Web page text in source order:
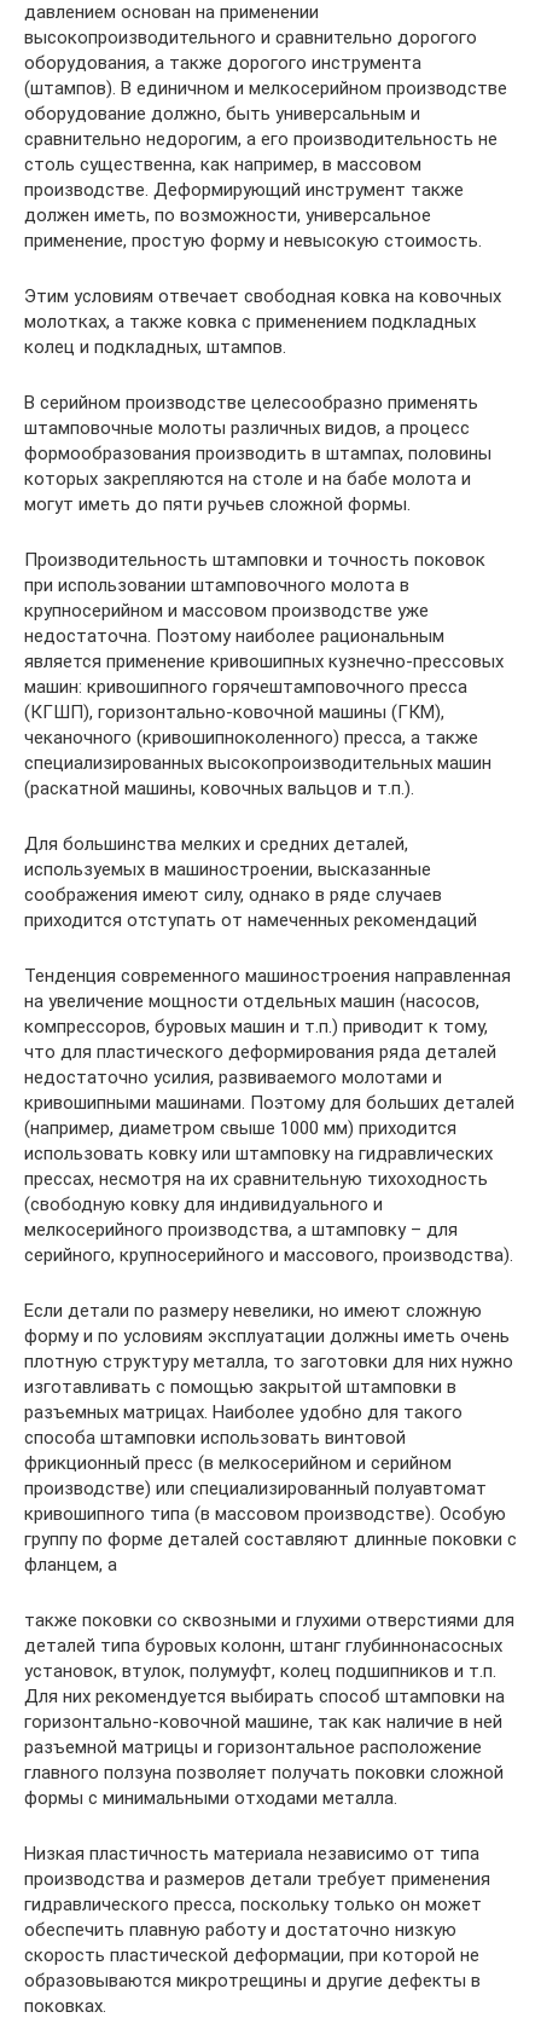
давлением основан на применении
высокопроизводительного и сравнительно дорогого
оборудования, а также дорогого инструмента
(штампов). В единичном и мелкосерийном производстве
оборудование должно, быть универсальным и
сравнительно недорогим, а его производительность не
столь существенна, как например, в массовом
производстве. Деформирующий инструмент также
должен иметь, по возможности, универсальное
применение, простую форму и невысокую стоимость.
Этим условиям отвечает свободная ковка на ковочных
молотках, а также ковка с применением подкладных
колец и подкладных, штампов.
В серийном производстве целесообразно применять
штамповочные молоты различных видов, а процесс
формообразования производить в штампах, половины
которых закрепляются на столе и на бабе молота и
могут иметь до пяти ручьев сложной формы.
Производительность штамповки и точность поковок
при использовании штамповочного молота в
крупносерийном и массовом производстве уже
недостаточна. Поэтому наиболее рациональным
является применение кривошипных кузнечно-прессовых
машин: кривошипного горячештамповочного пресса
(КГШП), горизонтально-ковочной машины (ГКМ),
чеканочного (кривошипноколенного) пресса, а также
специализированных высокопроизводительных машин
(раскатной машины, ковочных вальцов и т.п.).
Для большинства мелких и средних деталей,
используемых в машиностроении, высказанные
соображения имеют силу, однако в ряде случаев
приходится отступать от намеченных рекомендаций
Тенденция современного машиностроения направленная
на увеличение мощности отдельных машин (насосов,
компрессоров, буровых машин и т.п.) приводит к тому,
что для пластического деформирования ряда деталей
недостаточно усилия, развиваемого молотами и
кривошипными машинами. Поэтому для больших деталей
(например, диаметром свыше 1000 мм) приходится
использовать ковку или штамповку на гидравлических
прессах, несмотря на их сравнительную тихоходность
(свободную ковку для индивидуального и
мелкосерийного производства, а штамповку – для
серийного, крупносерийного и массового, производства).
Если детали по размеру невелики, но имеют сложную
форму и по условиям эксплуатации должны иметь очень
плотную структуру металла, то заготовки для них нужно
изготавливать с помощью закрытой штамповки в
разъемных матрицах. Наиболее удобно для такого
способа штамповки использовать винтовой
фрикционный пресс (в мелкосерийном и серийном
производстве) или специализированный полуавтомат
кривошипного типа (в массовом производстве). Особую
группу по форме деталей составляют длинные поковки с
фланцем, а
также поковки со сквозными и глухими отверстиями для
деталей типа буровых колонн, штанг глубиннонасосных
установок, втулок, полумуфт, колец подшипников и т.п.
Для них рекомендуется выбирать способ штамповки на
горизонтально-ковочной машине, так как наличие в ней
разъемной матрицы и горизонтальное расположение
главного ползуна позволяет получать поковки сложной
формы с минимальными отходами металла.
Низкая пластичность материала независимо от типа
производства и размеров детали требует применения
гидравлического пресса, поскольку только он может
обеспечить плавную работу и достаточно низкую
скорость пластической деформации, при которой не
образовываются микротрещины и другие дефекты в
поковках.